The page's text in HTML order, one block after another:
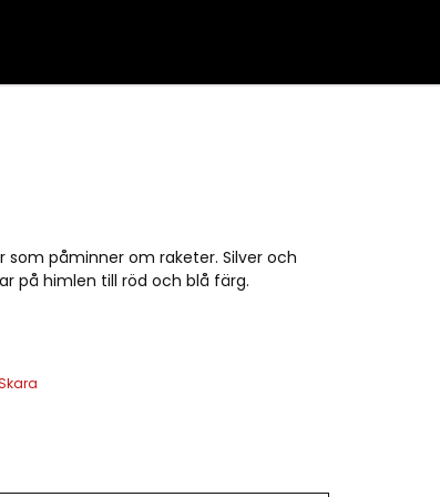
påminner om raketer. Silver och
på himlen till röd och blå färg.